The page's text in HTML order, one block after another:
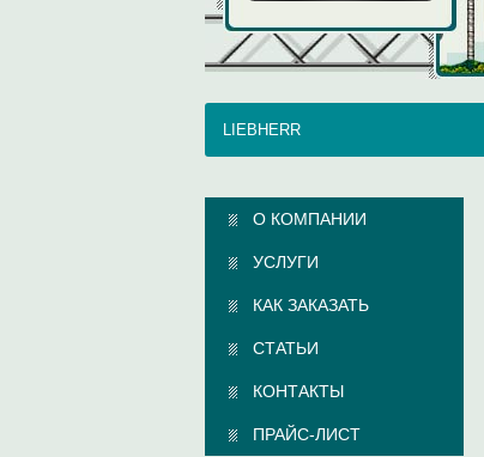
LIEBHERR
О КОМПАНИИ
УСЛУГИ
КАК ЗАКАЗАТЬ
СТАТЬИ
КОНТАКТЫ
ПРАЙС-ЛИСТ